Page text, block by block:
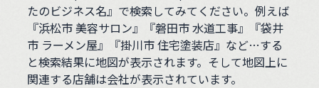
たのビジネス名』で検索してみてください。例えば
『浜松市 美容サロン』『磐田市 水道工事』『袋井
市 ラーメン屋』『掛川市 住宅塗装店』など…する
と検索結果に地図が表示されます。そして地図上に
関連する店舗は会社が表示されています。